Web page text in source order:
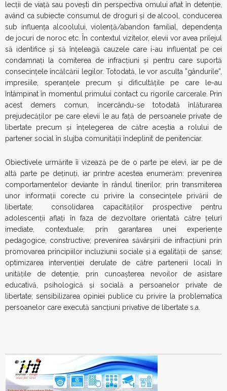
lecții de viață sau povești din perspectiva omului aflat în detenție,
având ca subiecte consumul de droguri și de alcool, conducerea
sub influența alcoolului, violență/abandon familial, dependența
de jocuri de noroc etc. În contextul vizitelor, elevii vor avea prilejul
să identifice și să înțeleagă cauzele care i-au influențat pe cei
condamnați la comiterea de infracțiuni și pentru care suportă
consecințele încălcării legilor. Totodată, le vor asculta ”gândurile”,
impresiile, speranțele precum și dificultățile pe care le-au
întâmpinat în momentul primului contact cu rigorile carcerale. Prin
acest demers comun, încercându-se totodată înlăturarea
prejudecăților pe care elevii le au față de persoanele private de
libertate precum și înțelegerea de către aceștia a rolului de
partener social în slujba comunității îndeplinit de penitenciar.
Obiectivele urmărite îi vizează pe de o parte pe elevi, iar pe de
altă parte pe deținuți, iar printre acestea enumerăm: prevenirea
comportamentelor deviante în rândul tinerilor, prin transmiterea
unor informații corecte cu privire la consecințele privării de
libertate; consolidarea capacităților prospective pentru
adolescenţii aflaţi în faza de dezvoltare orientată către ţeluri
imediate, contextuale, prin garantarea unei experienţe
pedagogice, constructive; prevenirea săvârșirii de infracțiuni prin
promovarea principiilor incluziunii sociale şi a egalităţii de şanse;
optimizarea intervenţiei derulate de către partenerii locali în
unităţile de detenţie, prin cunoaşterea nevoilor de asistare
educativă, psihologică şi socială a persoanelor private de
libertate; sensibilizarea opiniei publice cu privire la problematica
persoanelor care execută sancţiuni privative de libertate s.a.